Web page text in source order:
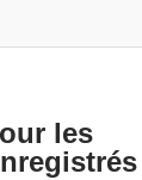
les